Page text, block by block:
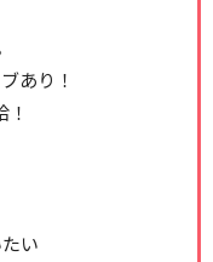
あり！
い